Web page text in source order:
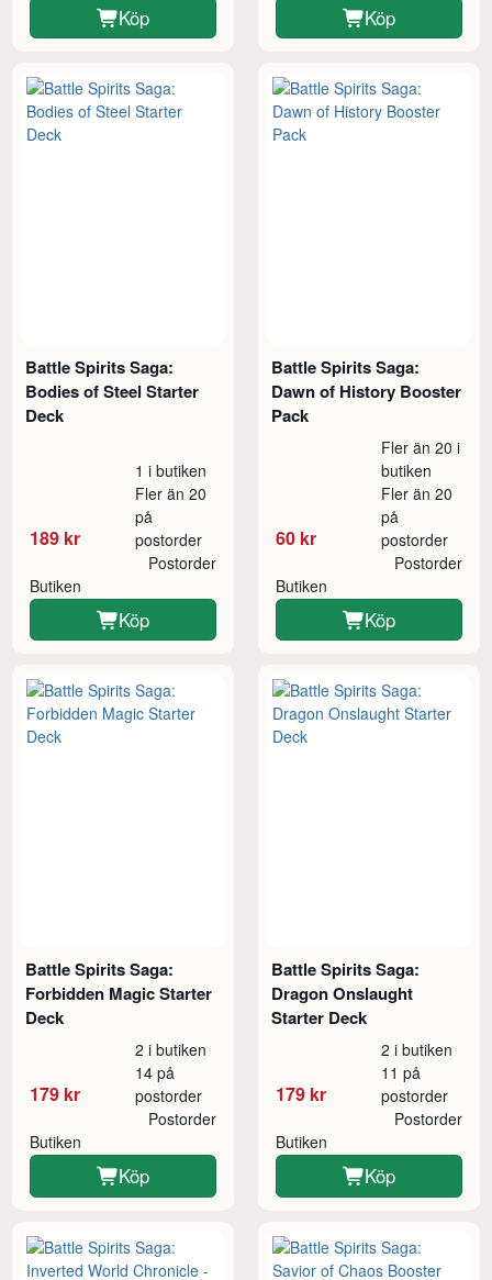
Köp Köp
Battle Spirits Saga:
Bodies of Steel Starter
Deck
189 kr
1 i butiken
Fler än 20
på
postorder
Butiken
Postorder
Köp
Battle Spirits Saga:
Dawn of History Booster
Pack
60 kr
Fler än 20 i
butiken
Fler än 20
på
postorder
Butiken
Postorder
Köp
Battle Spirits Saga:
Forbidden Magic Starter
Deck
179 kr
2 i butiken
14 på
postorder
Butiken
Postorder
Köp
Battle Spirits Saga:
Dragon Onslaught
Starter Deck
179 kr
2 i butiken
11 på
postorder
Butiken
Postorder
Köp